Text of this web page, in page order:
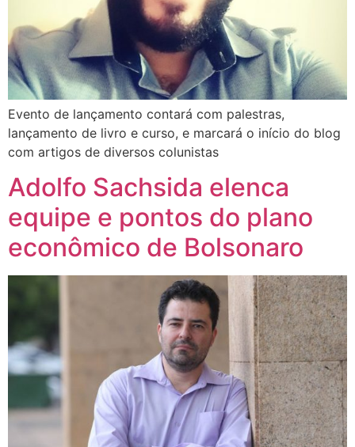
Evento de lançamento contará com palestras,
lançamento de livro e curso, e marcará o início do blog
com artigos de diversos colunistas
Adolfo Sachsida elenca
equipe e pontos do plano
econômico de Bolsonaro